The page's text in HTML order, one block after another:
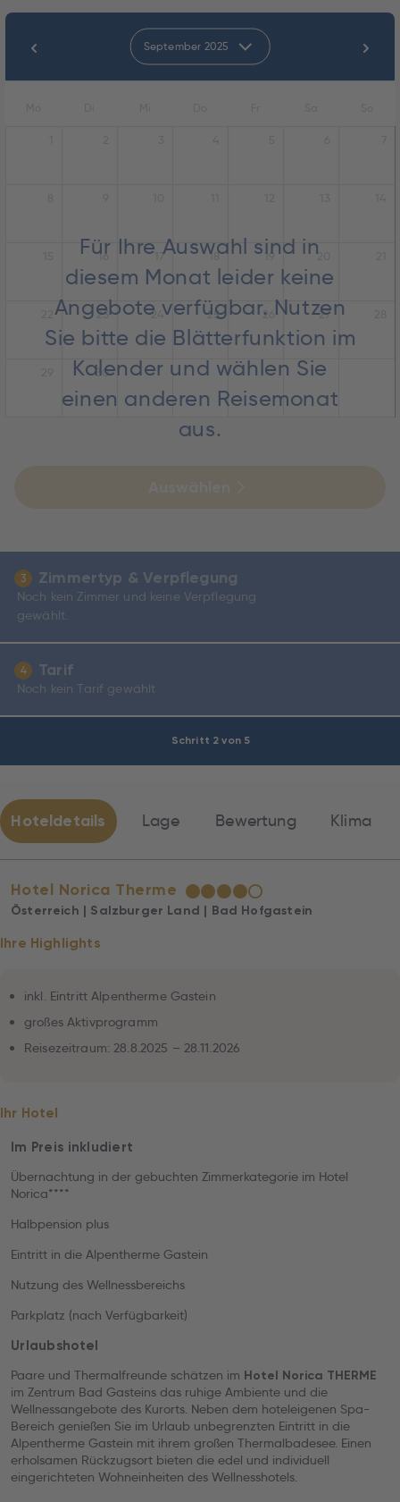
Schritt 2 von 5
September 2025
Für Ihre Auswahl sind in
diesem Monat leider keine
Angebote verfügbar. Nutzen
Sie bitte die Blätterfunktion im
Kalender und wählen Sie
einen anderen Reisemonat
aus.
16 17 18 19 20
23 24 25 26 27
30
3 Zimmertyp & Verpflegung
Noch kein Zimmer und keine Verpflegung
gewählt.
4 Tarif
Noch kein Tarif gewählt
Hoteldetails Lage Bewertung Klima
Hotel Norica Therme ★★★★☆
Österreich | Salzburger Land | Bad Hofgastein
Ihre Highlights
inkl. Eintritt Alpentherme Gastein
großes Aktivprogramm
Reisezeitraum: 28.8.2025 – 28.11.2026
Ihr Hotel
Im Preis inkludiert
Übernachtung in der gebuchten Zimmerkategorie im Hotel
Norica****
Halbpension plus
Eintritt in die Alpentherme Gastein
Nutzung des Wellnessbereichs
Parkplatz (nach Verfügbarkeit)
Urlaubshotel
Paare und Thermalfreunde schätzen im Hotel Norica THERME
im Zentrum Bad Gasteins das ruhige Ambiente und die
Wellnessangebote des Kurorts. Neben dem hoteleigenen Spa-
Bereich genießen Sie im Urlaub unbegrenzten Eintritt in die
Alpentherme Gastein mit ihrem großen Thermalbadesee. Einen
erholsamen Rückzugsort bieten die edel und individuell
eingerichteten Wohneinheiten des Wellnesshotels.